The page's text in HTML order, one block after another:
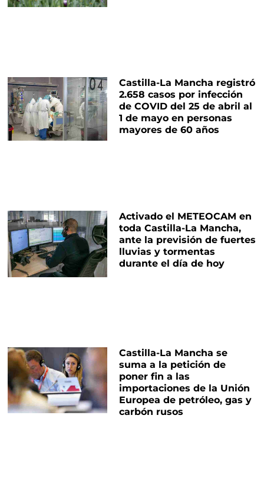
Castilla-La Mancha registró
2.658 casos por infección
de COVID del 25 de abril al
1 de mayo en personas
mayores de 60 años
Activado el METEOCAM en
toda Castilla-La Mancha,
ante la previsión de fuertes
lluvias y tormentas
durante el día de hoy
Castilla-La Mancha se
suma a la petición de
poner fin a las
importaciones de la Unión
Europea de petróleo, gas y
carbón rusos